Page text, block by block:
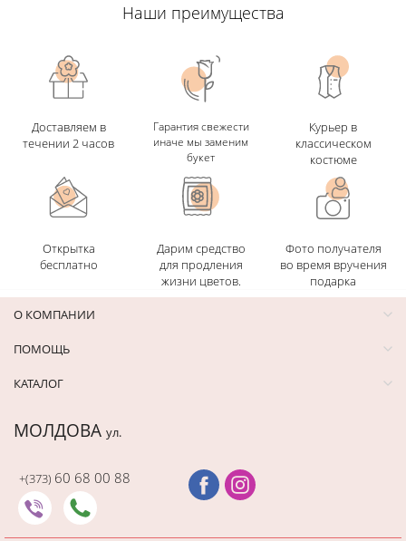
Наши преимущества
Доставляем в
течении 2 часов
Гарантия свежести
иначе мы заменим
букет
Курьер в
классическом
костюме
Открытка
бесплатно
Дарим средство
для продления
жизни цветов.
Фото получателя
во время вручения
подарка
О КОМПАНИИ
ПОМОЩЬ
КАТАЛОГ
МОЛДОВА ул.
+(373) 60 68 00 88